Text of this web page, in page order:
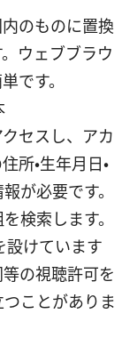
のものに置換
ウェブブラウ
です。
セスし、アカ
所・生年月日・
が必要です。
検索します。
設けています
の視聴許可を
ことがありま